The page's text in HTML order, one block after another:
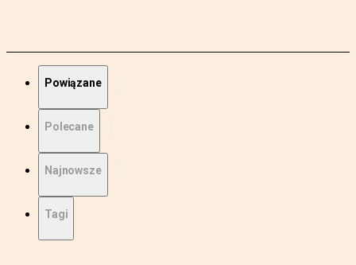
Powiązane
Polecane
Najnowsze
Tagi